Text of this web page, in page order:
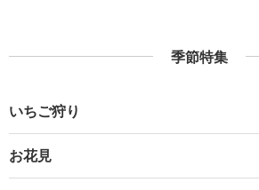
季節特集
いちご狩り
お花見